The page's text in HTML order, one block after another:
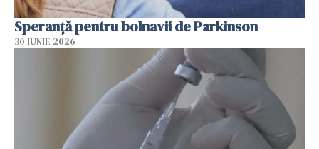
Speranță pentru bolnavii de Parkinson
30 IUNIE 2026